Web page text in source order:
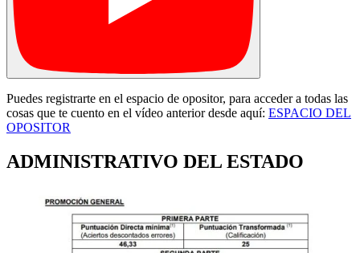
Puedes registrarte en el espacio de opositor, para acceder a todas las
cosas que te cuento en el vídeo anterior desde aquí: ESPACIO DEL
OPOSITOR
ADMINISTRATIVO DEL ESTADO